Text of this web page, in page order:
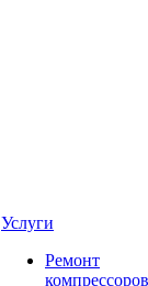
Услуги
Ремонт
компрессоров